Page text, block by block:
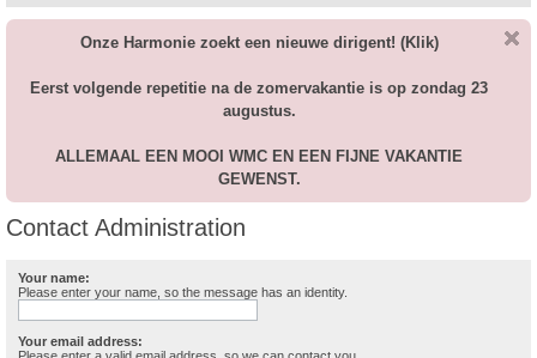
e
Onze Harmonie zoekt een nieuwe dirigent! (Klik)
Eerst volgende repetitie na de zomervakantie is op zondag 23
augustus.
ALLEMAAL EEN MOOI WMC EN EEN FIJNE VAKANTIE
GEWENST.
Contact Administration
Your name:
Please enter your name, so the message has an identity.
Your email address: